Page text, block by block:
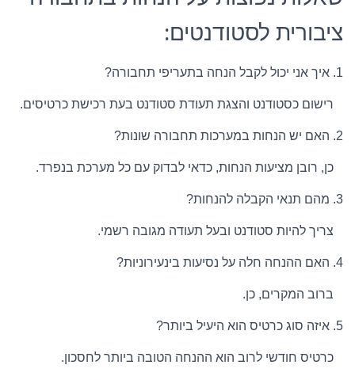
ציבורית לסטודנטים:
1. איך אני יכול לקבל הנחה בתעריפי תחבורה?
רישום כסטודנט והצגת תעודת סטודנט בעת רכישת כרטיסים.
2. האם יש הנחות במערכות תחבורה שונות?
כן, רובן מציעות הנחות, כדאי לבדוק עם כל מערכת בנפרד.
3. מהם תנאי הקבלה להנחות?
צריך להיות סטודנט ובעל תעודה מגובה רשמי.
4. האם ההנחה חלה על נסיעות בינעירוניות?
ברוב המקרים, כן.
5. איזה סוג כרטיס הוא היעיל ביותר?
כרטיס חודשי לרוב הוא ההנחה הטובה ביותר לחסכון.